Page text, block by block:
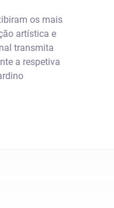
os mais
artística e
transmita
a respetiva